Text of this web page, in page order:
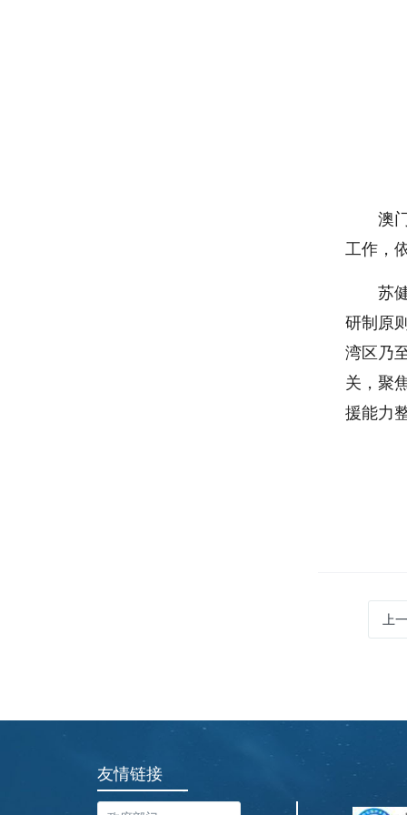
澳
工作，
苏
研制原
湾区乃
关，聚
援能力
上
友情链接